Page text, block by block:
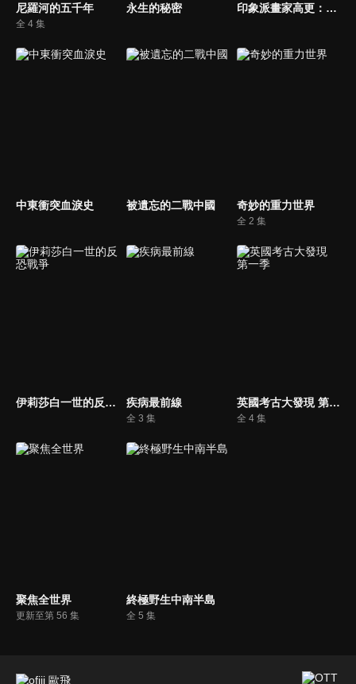
尼羅河的五千年
全 4 集
永生的秘密 印象派畫家高更：野性的靈魂
中東衝突血淚史 被遺忘的二戰中國 奇妙的重力世界
全 2 集
伊莉莎白一世的反恐戰爭 疾病最前線
全 3 集
英國考古大發現 第一季
全 4 集
聚焦全世界
更新至第 56 集
終極野生中南半島
全 5 集